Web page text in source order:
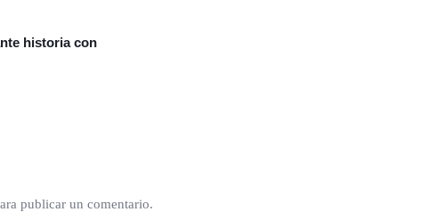
historia con
publicar un comentario.